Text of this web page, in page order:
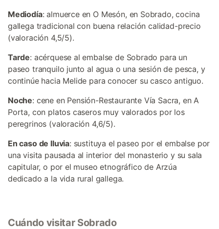
Mediodía: almuerce en O Mesón, en Sobrado, cocina
gallega tradicional con buena relación calidad-precio
(valoración 4,5/5).
Tarde: acérquese al embalse de Sobrado para un
paseo tranquilo junto al agua o una sesión de pesca, y
continúe hacia Melide para conocer su casco antiguo.
Noche: cene en Pensión-Restaurante Vía Sacra, en A
Porta, con platos caseros muy valorados por los
peregrinos (valoración 4,6/5).
En caso de lluvia: sustituya el paseo por el embalse por
una visita pausada al interior del monasterio y su sala
capitular, o por el museo etnográfico de Arzúa
dedicado a la vida rural gallega.
Cuándo visitar Sobrado